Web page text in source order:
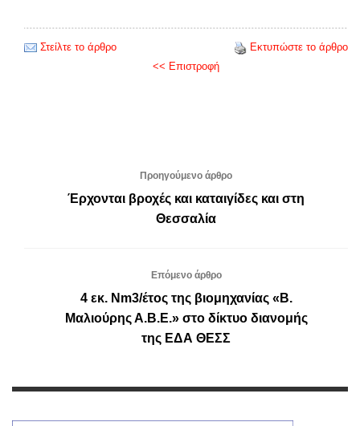
Στείλτε το άρθρο
Εκτυπώστε το άρθρο
<< Επιστροφή
Προηγούμενο άρθρο
Έρχονται βροχές και καταιγίδες και στη
Θεσσαλία
Επόμενο άρθρο
4 εκ. Νm3/έτος της βιομηχανίας «Β.
Μαλιούρης Α.Β.Ε.» στο δίκτυο διανομής
της ΕΔΑ ΘΕΣΣ